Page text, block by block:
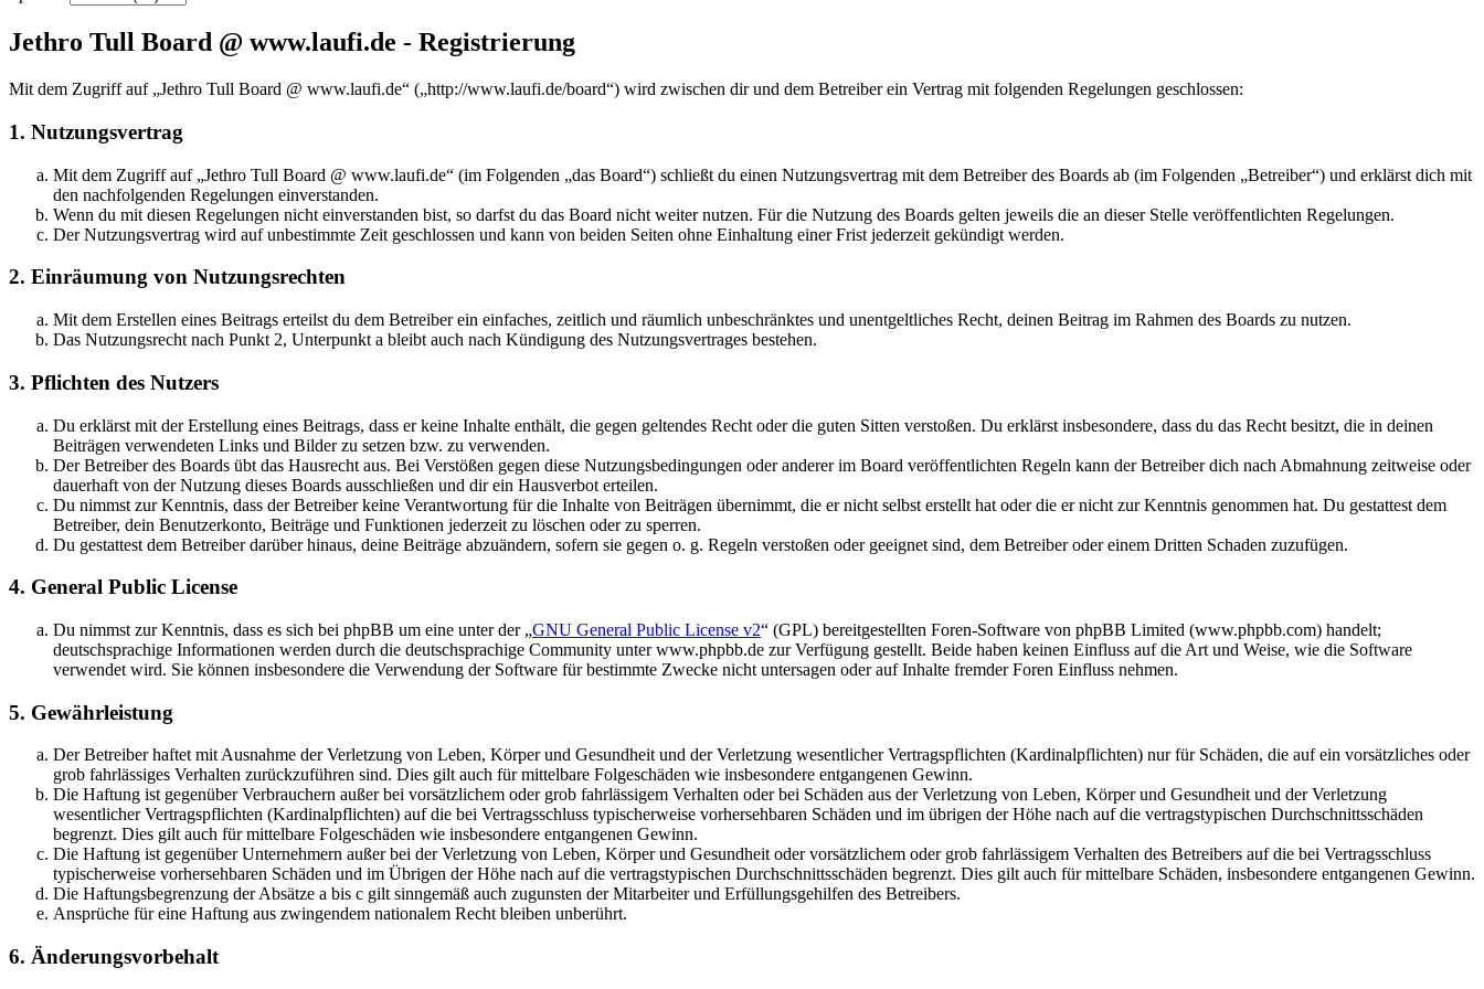
Jethro Tull Board @ www.laufi.de - Registrierung
Mit dem Zugriff auf „Jethro Tull Board @ www.laufi.de“ („http://www.laufi.de/board“) wird zwischen dir und dem Betreiber ein Vertrag mit folgenden Regelungen geschlossen:
1. Nutzungsvertrag
Mit dem Zugriff auf „Jethro Tull Board @ www.laufi.de“ (im Folgenden „das Board“) schließt du einen Nutzungsvertrag mit dem Betreiber des Boards ab (im Folgenden „Betreiber“) und erklärst dich mit
den nachfolgenden Regelungen einverstanden.
Wenn du mit diesen Regelungen nicht einverstanden bist, so darfst du das Board nicht weiter nutzen. Für die Nutzung des Boards gelten jeweils die an dieser Stelle veröffentlichten Regelungen.
Der Nutzungsvertrag wird auf unbestimmte Zeit geschlossen und kann von beiden Seiten ohne Einhaltung einer Frist jederzeit gekündigt werden.
2. Einräumung von Nutzungsrechten
Mit dem Erstellen eines Beitrags erteilst du dem Betreiber ein einfaches, zeitlich und räumlich unbeschränktes und unentgeltliches Recht, deinen Beitrag im Rahmen des Boards zu nutzen.
Das Nutzungsrecht nach Punkt 2, Unterpunkt a bleibt auch nach Kündigung des Nutzungsvertrages bestehen.
3. Pflichten des Nutzers
Du erklärst mit der Erstellung eines Beitrags, dass er keine Inhalte enthält, die gegen geltendes Recht oder die guten Sitten verstoßen. Du erklärst insbesondere, dass du das Recht besitzt, die in deinen
Beiträgen verwendeten Links und Bilder zu setzen bzw. zu verwenden.
Der Betreiber des Boards übt das Hausrecht aus. Bei Verstößen gegen diese Nutzungsbedingungen oder anderer im Board veröffentlichten Regeln kann der Betreiber dich nach Abmahnung zeitweise oder
dauerhaft von der Nutzung dieses Boards ausschließen und dir ein Hausverbot erteilen.
Du nimmst zur Kenntnis, dass der Betreiber keine Verantwortung für die Inhalte von Beiträgen übernimmt, die er nicht selbst erstellt hat oder die er nicht zur Kenntnis genommen hat. Du gestattest dem
Betreiber, dein Benutzerkonto, Beiträge und Funktionen jederzeit zu löschen oder zu sperren.
Du gestattest dem Betreiber darüber hinaus, deine Beiträge abzuändern, sofern sie gegen o. g. Regeln verstoßen oder geeignet sind, dem Betreiber oder einem Dritten Schaden zuzufügen.
4. General Public License
Du nimmst zur Kenntnis, dass es sich bei phpBB um eine unter der „GNU General Public License v2“ (GPL) bereitgestellten Foren-Software von phpBB Limited (www.phpbb.com) handelt;
deutschsprachige Informationen werden durch die deutschsprachige Community unter www.phpbb.de zur Verfügung gestellt. Beide haben keinen Einfluss auf die Art und Weise, wie die Software
verwendet wird. Sie können insbesondere die Verwendung der Software für bestimmte Zwecke nicht untersagen oder auf Inhalte fremder Foren Einfluss nehmen.
5. Gewährleistung
Der Betreiber haftet mit Ausnahme der Verletzung von Leben, Körper und Gesundheit und der Verletzung wesentlicher Vertragspflichten (Kardinalpflichten) nur für Schäden, die auf ein vorsätzliches oder
grob fahrlässiges Verhalten zurückzuführen sind. Dies gilt auch für mittelbare Folgeschäden wie insbesondere entgangenen Gewinn.
Die Haftung ist gegenüber Verbrauchern außer bei vorsätzlichem oder grob fahrlässigem Verhalten oder bei Schäden aus der Verletzung von Leben, Körper und Gesundheit und der Verletzung
wesentlicher Vertragspflichten (Kardinalpflichten) auf die bei Vertragsschluss typischerweise vorhersehbaren Schäden und im übrigen der Höhe nach auf die vertragstypischen Durchschnittsschäden
begrenzt. Dies gilt auch für mittelbare Folgeschäden wie insbesondere entgangenen Gewinn.
Die Haftung ist gegenüber Unternehmern außer bei der Verletzung von Leben, Körper und Gesundheit oder vorsätzlichem oder grob fahrlässigem Verhalten des Betreibers auf die bei Vertragsschluss
typischerweise vorhersehbaren Schäden und im Übrigen der Höhe nach auf die vertragstypischen Durchschnittsschäden begrenzt. Dies gilt auch für mittelbare Schäden, insbesondere entgangenen Gewinn.
Die Haftungsbegrenzung der Absätze a bis c gilt sinngemäß auch zugunsten der Mitarbeiter und Erfüllungsgehilfen des Betreibers.
Ansprüche für eine Haftung aus zwingendem nationalem Recht bleiben unberührt.
6. Änderungsvorbehalt